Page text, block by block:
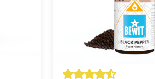
. Proporcje rozcieńczenia